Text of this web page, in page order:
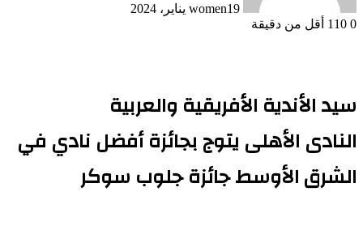
women19 يناير، 2024
0
أقل من دقيقة
سيد الأندية الأفريقية والعربية
النادى الأهلى يتوج بجائزة أفضل نادي في
الشرق الأوسط جائزة جلوب سوكر